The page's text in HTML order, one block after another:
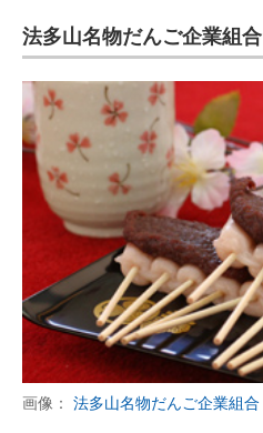
法多山名物だんご企業組合
画像： 法多山名物だんご企業組合